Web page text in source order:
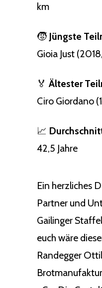
km
🧒 Jüngste
Gioia Just
🏅 Ältester
Ciro Giordano
📈
42,5 Jahre
Ein herzliches
Partner und
Gailinger
euch wäre
Randegger